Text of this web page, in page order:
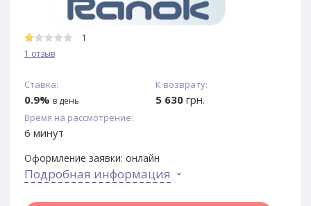
1
1 отзыв
Ставка:
0.9% в день
К возврату:
5 630 грн.
Время на рассмотрение:
6 минут
Оформление заявки: онлайн
Подробная информация